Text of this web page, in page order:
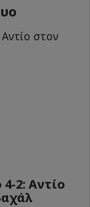
2: Αντίο